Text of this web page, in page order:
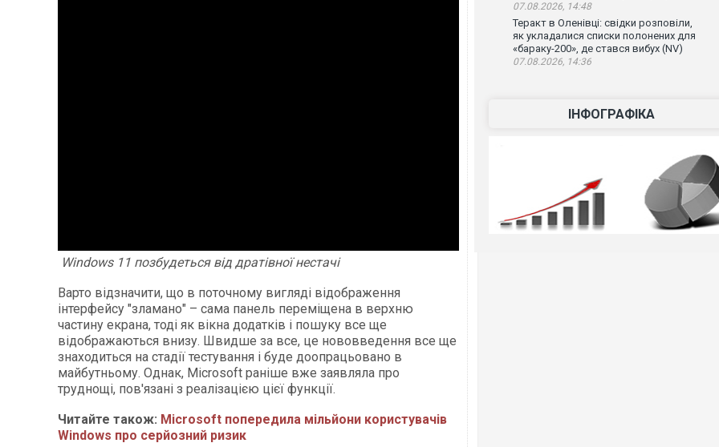
Windows 11 позбудеться від дратівної нестачі
Варто відзначити, що в поточному вигляді відображення
інтерфейсу "зламано" – сама панель переміщена в верхню
частину екрана, тоді як вікна додатків і пошуку все ще
відображаються внизу. Швидше за все, це нововведення все ще
знаходиться на стадії тестування і буде доопрацьовано в
майбутньому. Однак, Microsoft раніше вже заявляла про
труднощі, пов'язані з реалізацією цієї функції.
Читайте також: Microsoft попередила мільйони користувачів
Windows про серйозний ризик
07.08.2026, 14:48
Теракт в Оленівці: свідки розповіли,
як укладалися списки полонених для
«бараку-200», де стався вибух (NV)
07.08.2026, 14:36
ІНФОГРАФІКА